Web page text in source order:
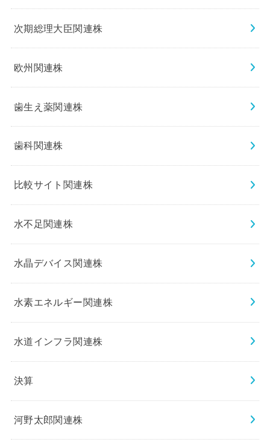
次期総理大臣関連株
欧州関連株
歯生え薬関連株
歯科関連株
比較サイト関連株
水不足関連株
水晶デバイス関連株
水素エネルギー関連株
水道インフラ関連株
決算
河野太郎関連株